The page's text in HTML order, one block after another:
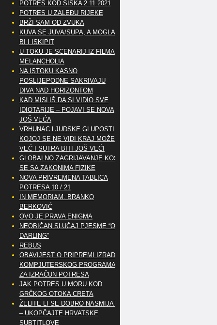
POTRES KOD SISKA 2.11.2021
POTRES U ZALEĐU RIJEKE
BRŽI SAM OD ZVUKA
KUVA SE JUVA/SUPA, A MOGLA
BI I ISKIPIT
U TOKU JE SCENARIJ IZ FILMA
MELANCHOLIA
NA ISTOKU KASNO
POSLIJEPODNE SAKRIVAJU
DIVA NAD HORIZONTOM
KAD MISLIŠ DA SI VIDIO SVE
IDIOTARIJE – POJAVI SE NOVA,..
JOŠ VEĆA
VRHUNAC LJUDSKE GLUPOSTI
KOJOJ SE NE VIDI KRAJ MOŽE
VEĆ I SUTRA BITI JOŠ VEĆI
GLOBALNO ZAGRIJAVANJE KOSI
SE SA ZAKONIMA FIZIKE
NOVA PRIVREMENA TABLICA
POTRESA 10 / 21
IN MEMORIAM: BRANKO
BERKOVIĆ
OVO JE PRAVA ENIGMA
NEOBIČAN SLUČAJ PJESME “OH
DARLING”
REBUS
OBAVIJEST O PRIPREMI IZRADE
KOMPJUTERSKOG PROGRAMA
ZA IZRAČUN POTRESA
JAK POTRES U MORU KOD
GRČKOG OTOKA CRETA
ŽELITE LI SE DOBRO NASMIJATI
– UKOPČAJTE HRVATSKE
SUBTITLOVE